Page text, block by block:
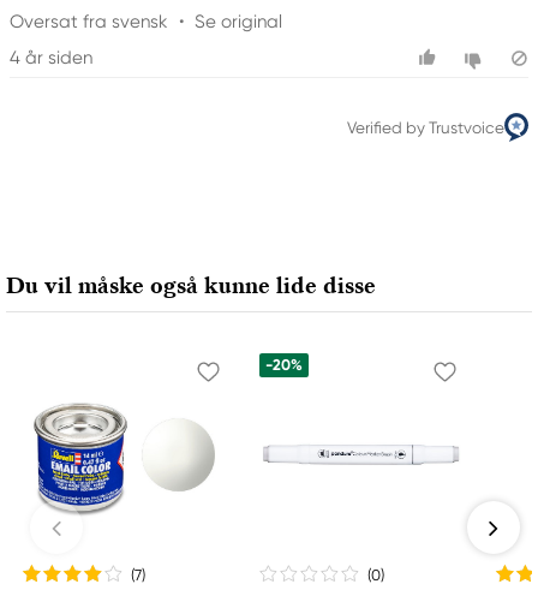
Oversat fra svensk • Se original
4 år siden
Verified by Trustvoice
Du vil måske også kunne lide disse
(7)
-20%
(0)